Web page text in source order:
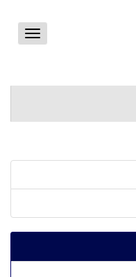
Toggle